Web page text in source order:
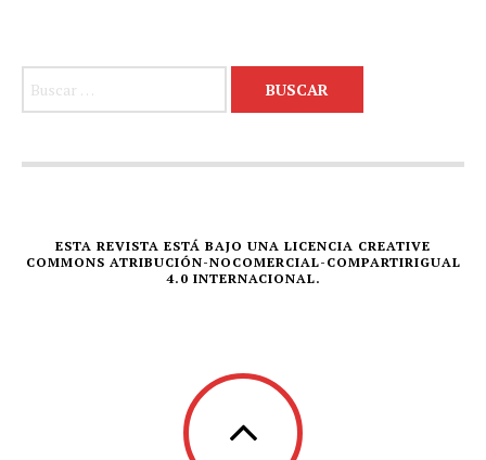
ESTA REVISTA ESTÁ BAJO UNA LICENCIA CREATIVE
COMMONS ATRIBUCIÓN-NOCOMERCIAL-COMPARTIRIGUAL
4.0 INTERNACIONAL.